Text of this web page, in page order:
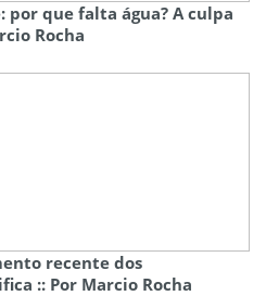
por que falta água? A culpa
Rocha
recente dos
:: Por Marcio Rocha